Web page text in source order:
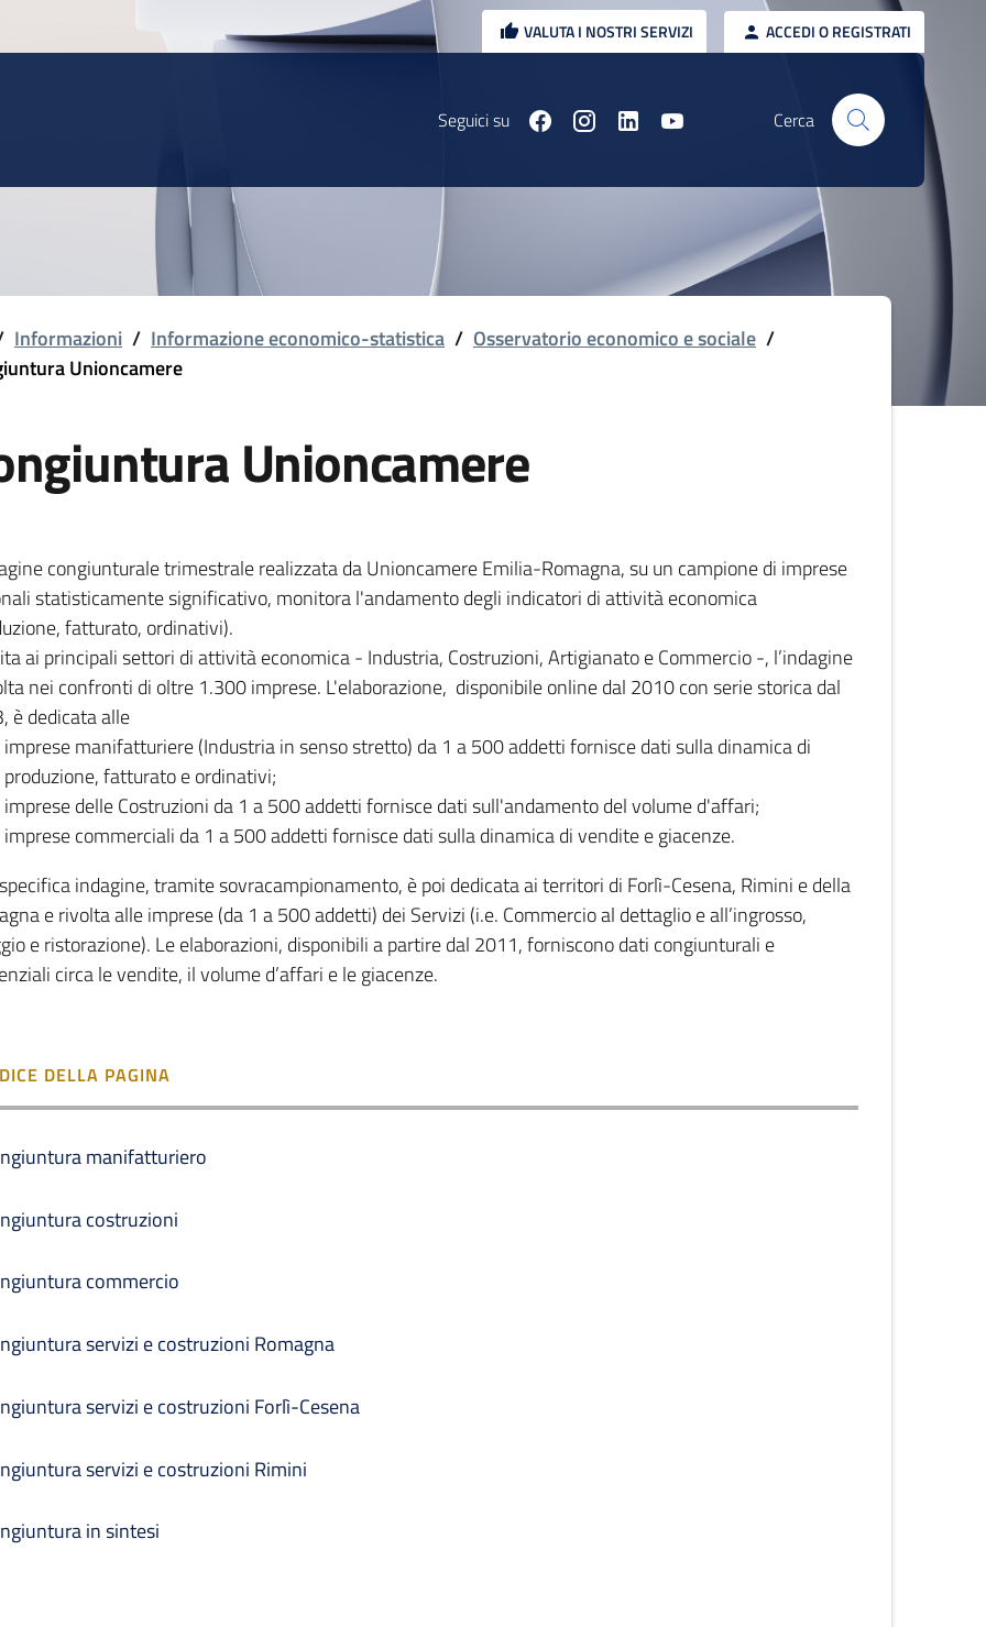
VALUTA I NOSTRI SERVIZI ACCEDI O REGISTRATI
Seguici su Cerca
Informazioni / Informazione economico-statistica / Osservatorio economico e sociale /
Unioncamere
Unioncamere
congiunturale trimestrale realizzata da Unioncamere Emilia-Romagna, su un campione di imprese
statisticamente significativo, monitora l'andamento degli indicatori di attività economica
fatturato, ordinativi).
ai principali settori di attività economica - Industria, Costruzioni, Artigianato e Commercio -, l’indagine
nei confronti di oltre 1.300 imprese. L'elaborazione, disponibile online dal 2010 con serie storica dal
è dedicata alle
imprese manifatturiere (Industria in senso stretto) da 1 a 500 addetti fornisce dati sulla dinamica di
produzione, fatturato e ordinativi;
imprese delle Costruzioni da 1 a 500 addetti fornisce dati sull'andamento del volume d'affari;
imprese commerciali da 1 a 500 addetti fornisce dati sulla dinamica di vendite e giacenze.
indagine, tramite sovracampionamento, è poi dedicata ai territori di Forlì-Cesena, Rimini e della
e rivolta alle imprese (da 1 a 500 addetti) dei Servizi (i.e. Commercio al dettaglio e all’ingrosso,
e ristorazione). Le elaborazioni, disponibili a partire dal 2011, forniscono dati congiunturali e
circa le vendite, il volume d’affari e le giacenze.
DELLA PAGINA
manifatturiero
costruzioni
commercio
servizi e costruzioni Romagna
servizi e costruzioni Forlì-Cesena
servizi e costruzioni Rimini
in sintesi